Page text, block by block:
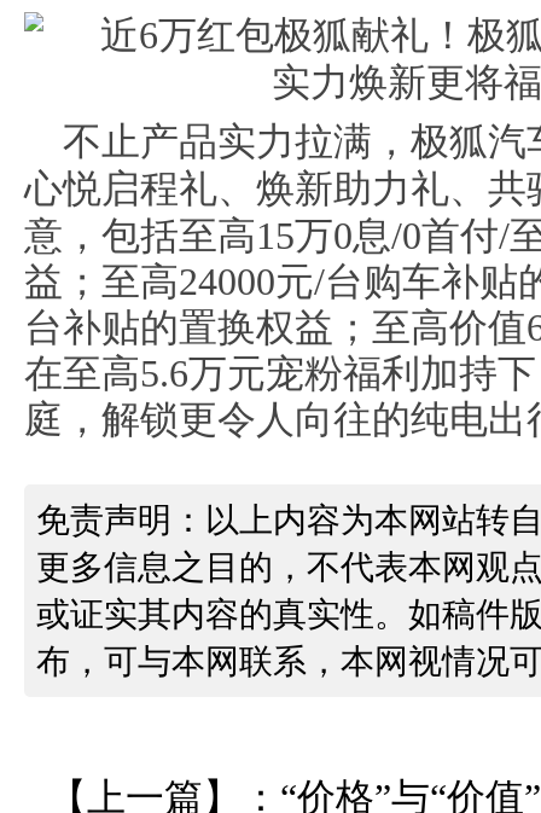
不止产品实力拉满，极狐汽
心悦启程礼、 焕新助力礼、 共
意，包括至高15万0息/0首付/
益；至高24000元/台购车补贴
台补贴的置换权益；至高价
在至高5.6万元宠粉福利加持
庭，解锁更令人向往的纯电出
免责声明：以上内容为本网站转
更多信息之目的，不代表本网观
或证实其内容的真实性。如稿件
布，可与本网联系，本网视情况
【上一篇】： “价格”与“价